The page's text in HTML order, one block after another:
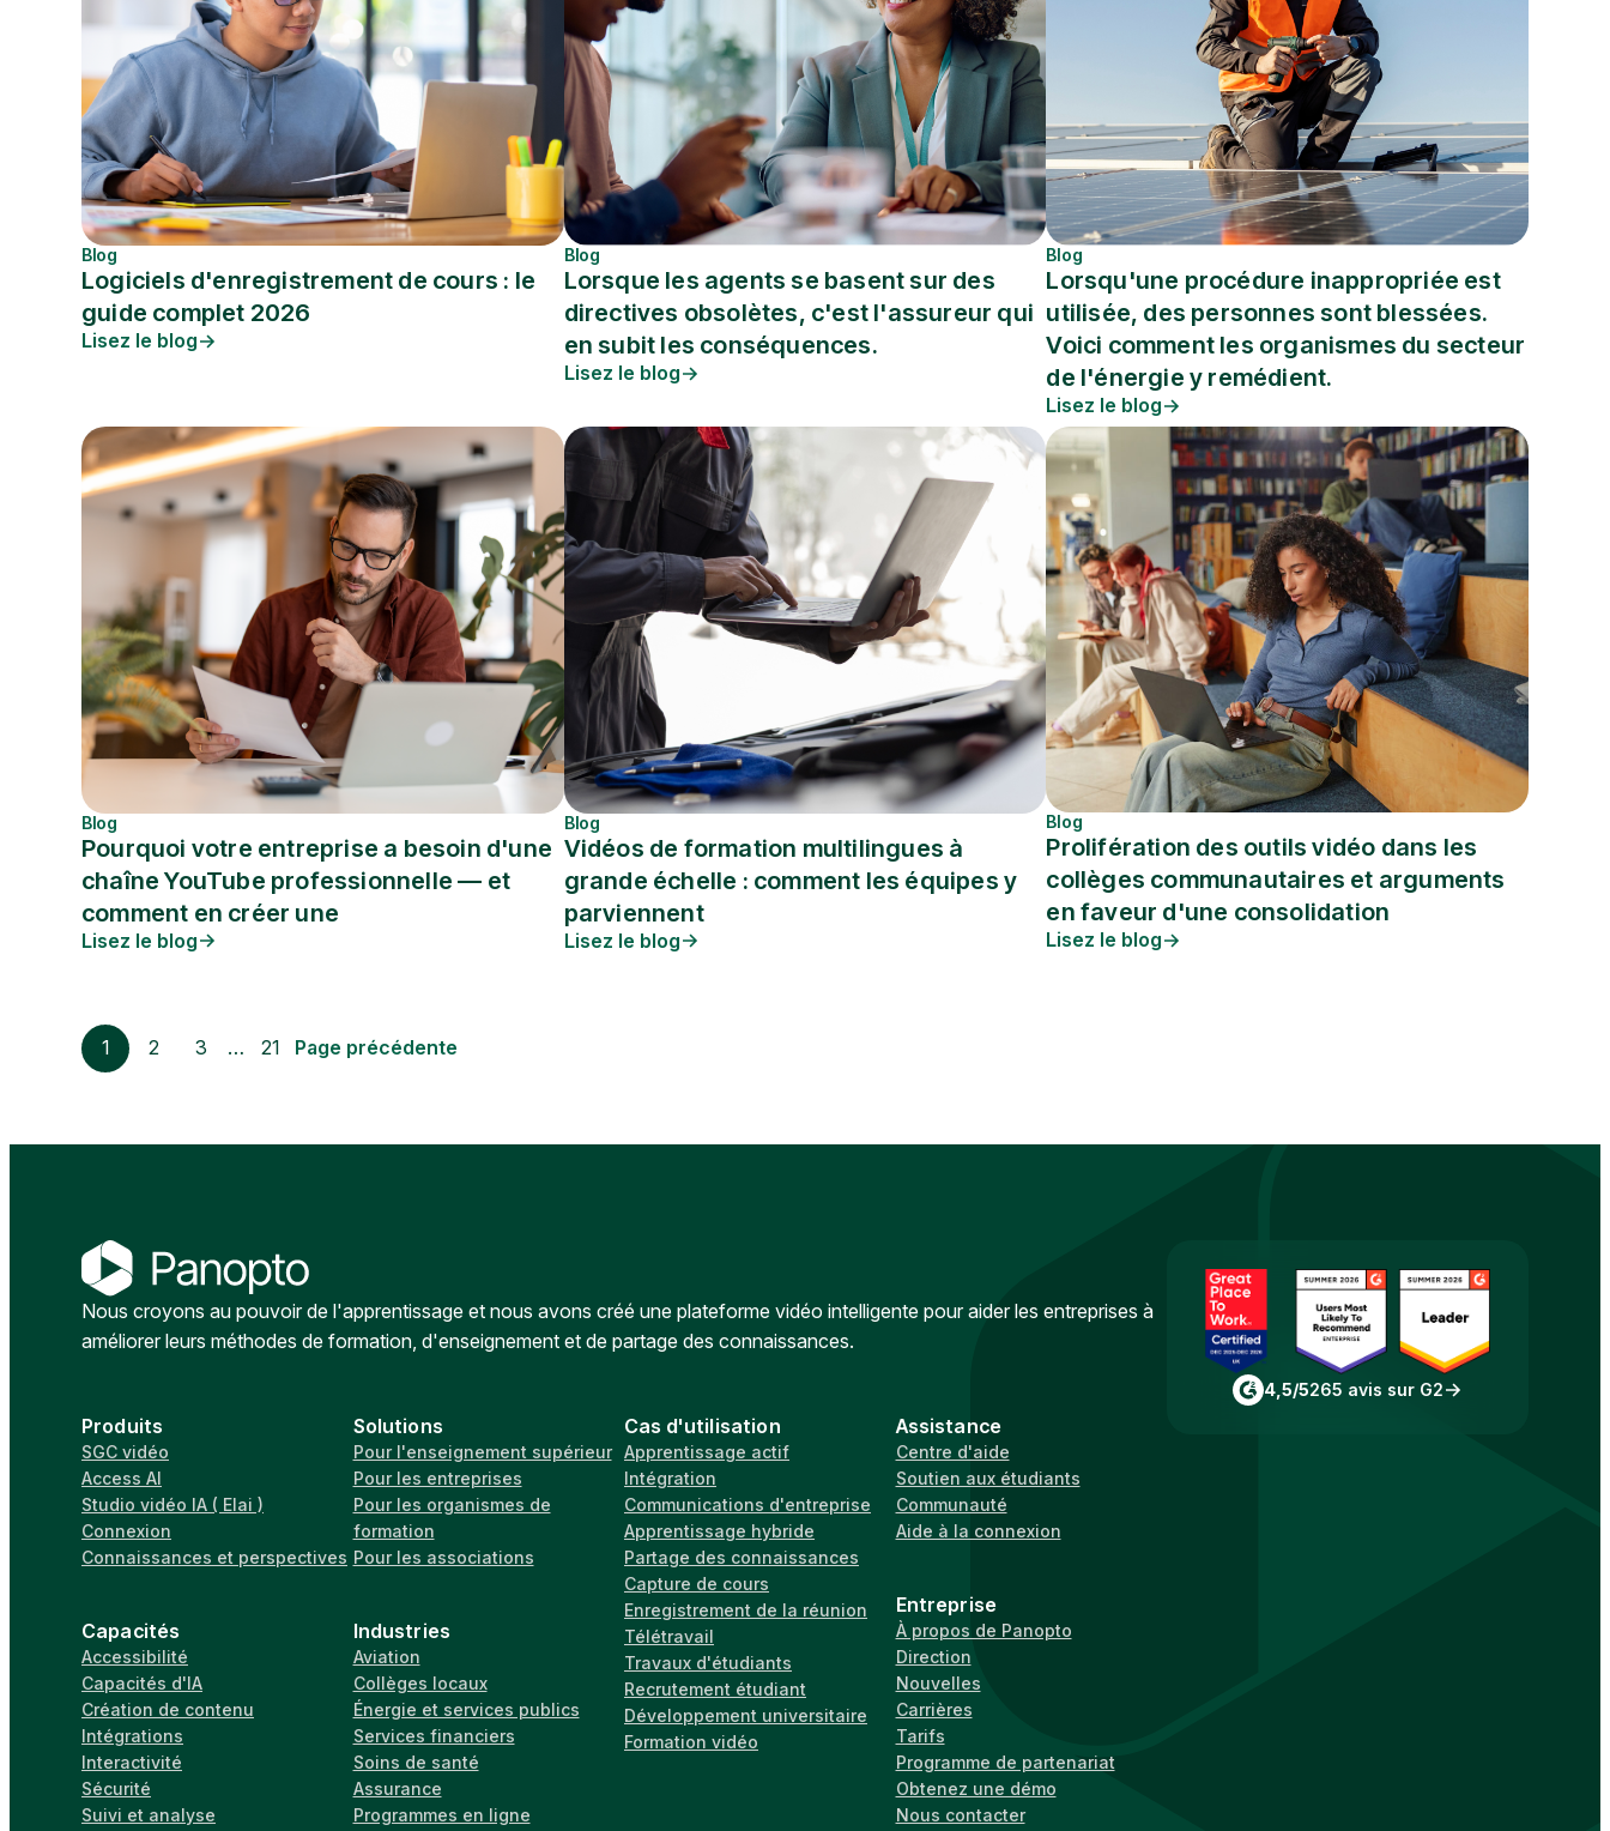
Blog
Logiciels d'enregistrement de cours : le
guide complet 2026
Lisez le blog
Blog
Lorsque les agents se basent sur des
directives obsolètes, c'est l'assureur qui
en subit les conséquences.
Lisez le blog
Blog
Lorsqu'une procédure inappropriée est
utilisée, des personnes sont blessées.
Voici comment les organismes du secteur
de l'énergie y remédient.
Lisez le blog
Blog
Pourquoi votre entreprise a besoin d'une
chaîne YouTube professionnelle — et
comment en créer une
Lisez le blog
Blog
Vidéos de formation multilingues à
grande échelle : comment les équipes y
parviennent
Lisez le blog
Blog
Prolifération des outils vidéo dans les
collèges communautaires et arguments
en faveur d'une consolidation
Lisez le blog
1 2 3 … 21 Page précédente
Nous croyons au pouvoir de l'apprentissage et nous avons créé une plateforme vidéo intelligente pour aider les entreprises à
améliorer leurs méthodes de formation, d'enseignement et de partage des connaissances.
Produits
SGC vidéo
Access AI
Studio vidéo IA ( Elai )
Connexion
Connaissances et perspectives
Capacités
Accessibilité
Capacités d'IA
Création de contenu
Intégrations
Interactivité
Sécurité
Suivi et analyse
Solutions
Pour l'enseignement supérieur
Pour les entreprises
Pour les organismes de
formation
Pour les associations
Industries
Aviation
Collèges locaux
Énergie et services publics
Services financiers
Soins de santé
Assurance
Programmes en ligne
Cas d'utilisation
Apprentissage actif
Intégration
Communications d'entreprise
Apprentissage hybride
Partage des connaissances
Capture de cours
Enregistrement de la réunion
Télétravail
Travaux d'étudiants
Recrutement étudiant
Développement universitaire
Formation vidéo
Assistance
Centre d'aide
Soutien aux étudiants
Communauté
Aide à la connexion
Entreprise
À propos de Panopto
Direction
Nouvelles
Carrières
Tarifs
Programme de partenariat
Obtenez une démo
Nous contacter
4,5/5265 avis sur G2